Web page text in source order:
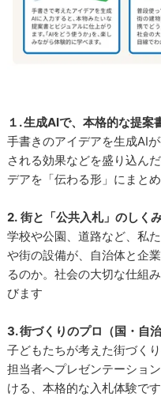
１. 生成AIで、本格的な提案
手書きのアイデアを生成AI
される効果などを盛り込ん
デアを「伝わる形」にまと
2. 街と「公共入札」のしく
学校や公園、道路など、私
や街の設備が、自治体と企
るのか。社会の大切な仕組
びます
3. 街づくりのプロ（国・自
子どもたちが考えた街づく
担当者へプレゼンテーショ
ける、本格的な入札体験です